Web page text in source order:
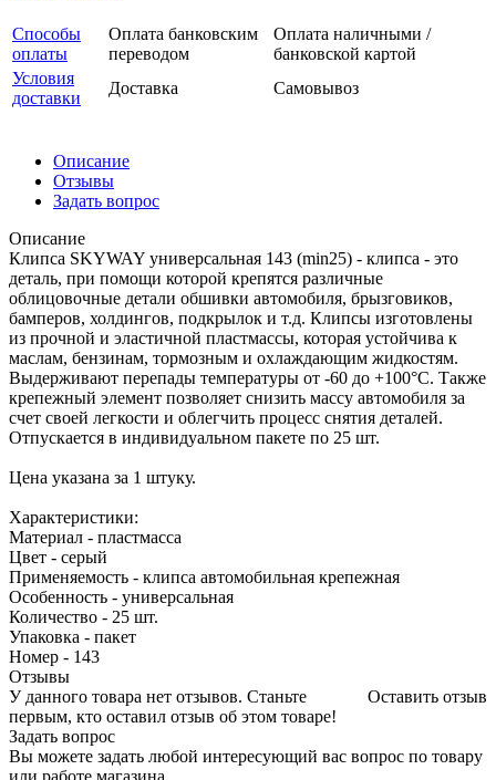
Способы
оплаты
Оплата банковским
переводом
Оплата наличными /
банковской картой
Условия
доставки
Доставка Самовывоз
Описание
Отзывы
Задать вопрос
Описание
Клипса SKYWAY универсальная 143 (min25) - клипса - это
деталь, при помощи которой крепятся различные
облицовочные детали обшивки автомобиля, брызговиков,
бамперов, холдингов, подкрылок и т.д. Клипсы изготовлены
из прочной и эластичной пластмассы, которая устойчива к
маслам, бензинам, тормозным и охлаждающим жидкостям.
Выдерживают перепады температуры от -60 до +100°С. Также
крепежный элемент позволяет снизить массу автомобиля за
счет своей легкости и облегчить процесс снятия деталей.
Отпускается в индивидуальном пакете по 25 шт.
Цена указана за 1 штуку.
Характеристики:
Материал - пластмасса
Цвет - серый
Применяемость - клипса автомобильная крепежная
Особенность - универсальная
Количество - 25 шт.
Упаковка - пакет
Номер - 143
Отзывы
Оставить отзыв
У данного товара нет отзывов. Станьте
первым, кто оставил отзыв об этом товаре!
Задать вопрос
Вы можете задать любой интересующий вас вопрос по товару